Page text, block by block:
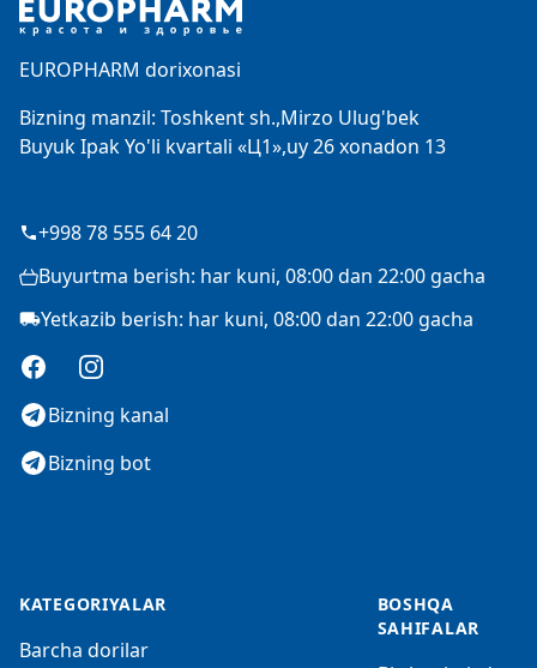
EUROPHARM dorixonasi
Bizning manzil: Toshkent sh.,Mirzo Ulug'bek
Buyuk Ipak Yo'li kvartali «Ц1»,uy 26 xonadon 13
+998 78 555 64 20
Buyurtma berish: har kuni, 08:00 dan 22:00 gacha
Yetkazib berish: har kuni, 08:00 dan 22:00 gacha
FacebookInstagram
Bizning kanal
Bizning bot
KATEGORIYALAR
Barcha dorilar
BOSHQA
SAHIFALAR